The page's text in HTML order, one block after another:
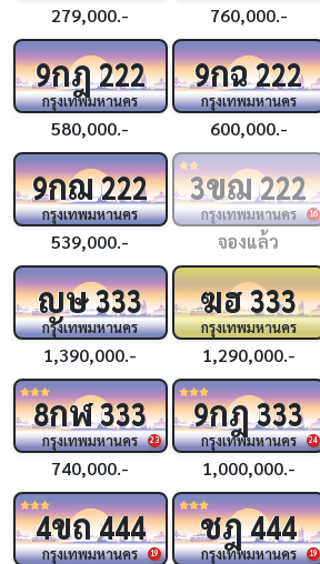
279,000.- 760,000.-
9กฎ222
กรุงเทพมหานคร
580,000.-
9กฉ222
กรุงเทพมหานคร
600,000.-
9กฌ222
กรุงเทพมหานคร
539,000.-
16
3ขฌ222
กรุงเทพมหานคร
จองแล้ว
ญษ333
กรุงเทพมหานคร
1,390,000.-
ฆฮ333
กรุงเทพมหานคร
1,290,000.-
23
8กฬ333
กรุงเทพมหานคร
740,000.-
24
9กฎ333
กรุงเทพมหานคร
1,000,000.-
19
4ขถ444
กรุงเทพมหานคร 19
ชฎ444
กรุงเทพมหานคร